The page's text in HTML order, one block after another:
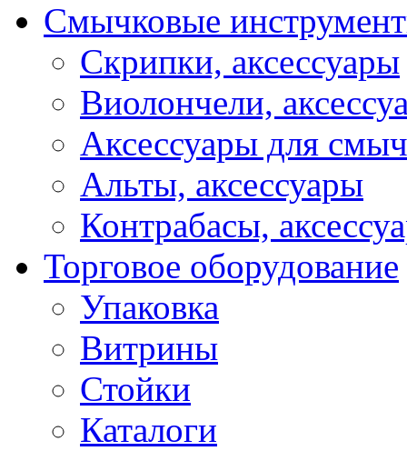
Смычковые
Скрипки, аксессуары
Виолончели,
Аксессуары для
Альты, аксессуары
Контрабасы,
Торговое оборудование
Упаковка
Витрины
Стойки
Каталоги